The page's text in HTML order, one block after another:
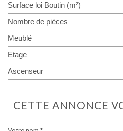
Surface loi Boutin (m²)
Nombre de pièces
Meublé
Etage
Ascenseur
CETTE ANNONCE